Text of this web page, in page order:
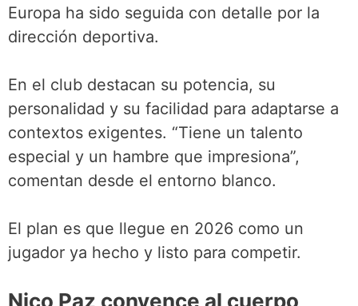
Europa ha sido seguida con detalle por la
dirección deportiva.
En el club destacan su potencia, su
personalidad y su facilidad para adaptarse a
contextos exigentes. “Tiene un talento
especial y un hambre que impresiona”,
comentan desde el entorno blanco.
El plan es que llegue en 2026 como un
jugador ya hecho y listo para competir.
Nico Paz convence al cuerpo